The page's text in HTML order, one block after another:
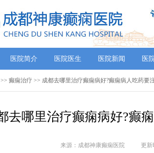
医院简介 医院医生 医院新闻 医
>> 癫痫治疗 >> 成都去哪里治疗癫痫病好?癫痫病人吃药要
去哪里治疗癫痫病好?癫
来源：成都神康癫痫医院 更新